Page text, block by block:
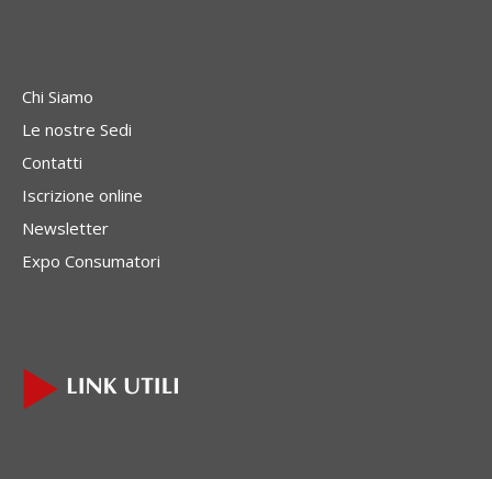
Chi Siamo
Le nostre Sedi
Contatti
Iscrizione online
Newsletter
Expo Consumatori